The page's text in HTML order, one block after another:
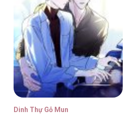
Dinh Thự Gỗ Mun